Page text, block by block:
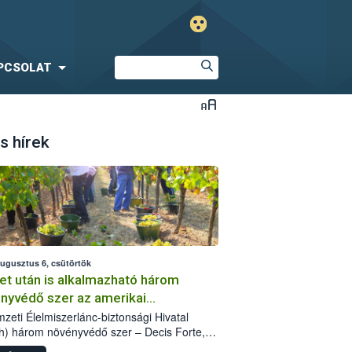
hírek
6, csütörtök
után is alkalmazható három
szer az amerikai
ellen
Élelmiszerlánc-biztonsági Hivatal
három növényvédő szer – Decis Forte,
24 EW, Oroganic – engedélyokiratát